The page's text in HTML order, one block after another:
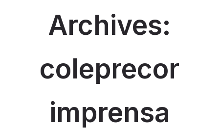
Archives:
coleprecor
imprensa